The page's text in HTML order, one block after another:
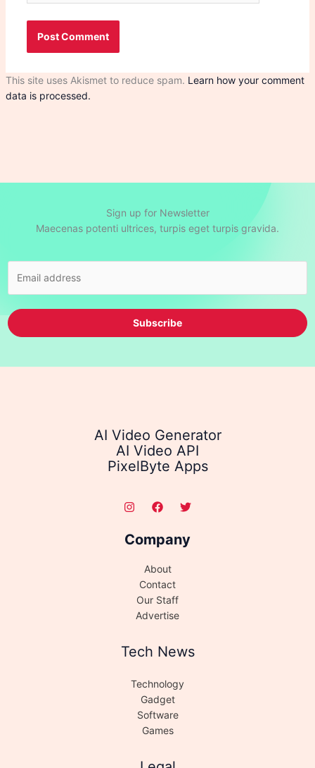
This site uses Akismet to reduce spam. Learn how your comment
data is processed.
Sign up for Newsletter
Maecenas potenti ultrices, turpis eget turpis gravida.
Subscribe
AI Video Generator
AI Video API
PixelByte Apps
Company
About
Contact
Our Staff
Advertise
Tech News
Technology
Gadget
Software
Games